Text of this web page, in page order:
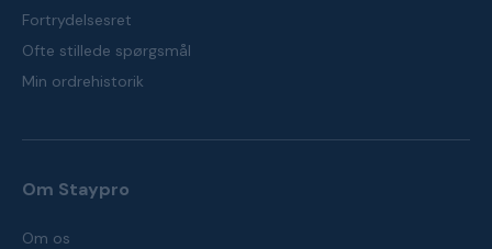
Fortrydelsesret
Ofte stillede spørgsmål
Min ordrehistorik
Om Staypro
Om os